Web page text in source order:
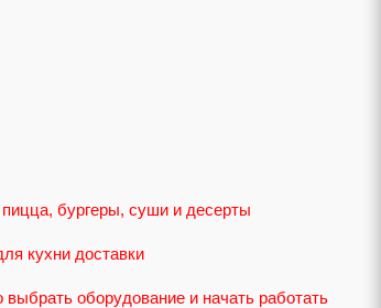
бургеры, суши и десерты
кухни доставки
оборудование и начать работать